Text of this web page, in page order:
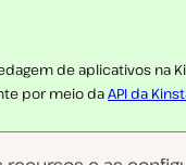
de aplicativos na
por meio daAPI da